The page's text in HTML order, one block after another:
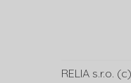
RELIA s.r.o.